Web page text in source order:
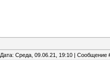
Дата: Среда, 09.06.21, 19:10 | Сообщение